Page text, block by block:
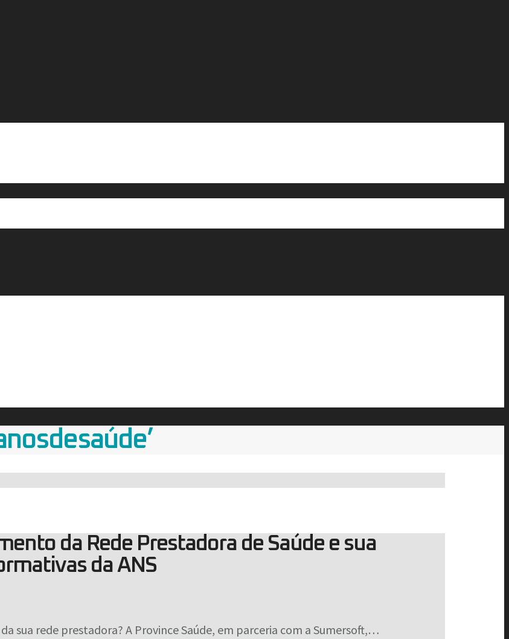
da Rede Prestadora de Saúde e sua
da ANS
sua rede prestadora? A Province Saúde, em parceria com a Sumersoft,…